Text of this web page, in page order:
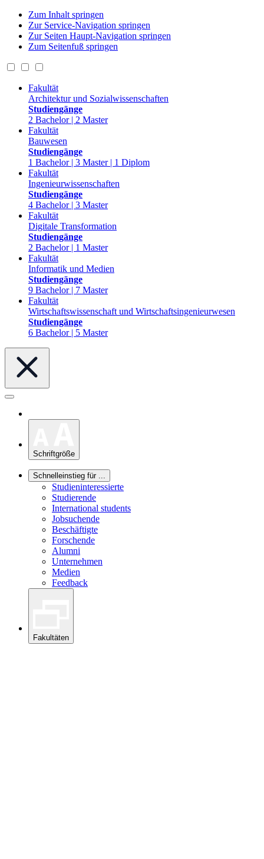
Zum Inhalt springen
Zur Service-Navigation springen
Zur Seiten Haupt-Navigation springen
Zum Seitenfuß springen
Fakultät
Architektur und Sozialwissenschaften
Studiengänge
2 Bachelor | 2 Master
Fakultät
Bauwesen
Studiengänge
1 Bachelor | 3 Master | 1 Diplom
Fakultät
Ingenieurwissenschaften
Studiengänge
4 Bachelor | 3 Master
Fakultät
Digitale Transformation
Studiengänge
2 Bachelor | 1 Master
Fakultät
Informatik und Medien
Studiengänge
9 Bachelor | 7 Master
Fakultät
Wirtschaftswissenschaft und Wirtschaftsingenieurwesen
Studiengänge
6 Bachelor | 5 Master
Schriftgröße
Schnelleinstieg für ...
Studieninteressierte
Studierende
International students
Jobsuchende
Beschäftigte
Forschende
Alumni
Unternehmen
Medien
Feedback
Fakultäten